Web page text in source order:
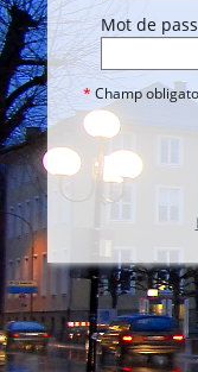
Mot de
* Champ